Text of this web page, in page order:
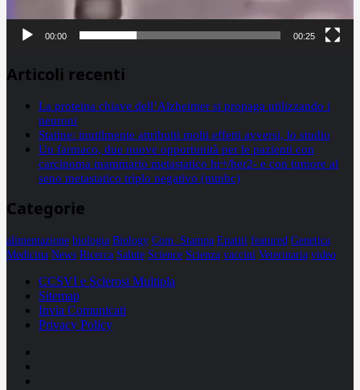
00:00 00:25
Articoli recenti
La proteina chiave dell’Alzheimer si propaga utilizzando i
neuroni
Statine: inutilmente attribuiti molti effetti avversi, lo studio
Un farmaco, due nuove opportunità per le pazienti con
carcinoma mammario metastatico hr+/her2- e con tumore al
seno metastatico triplo negativo (mtnbc)
Categorie
alimentazione biologia Biology Com. Stampa Epatiti featured Genetica
Medicina News Ricerca Salute Science Scienza vaccini Veterinaria video
CCSVI e Sclerosi Multipla
Sitemap
Invia Comunicati
Privacy Policy